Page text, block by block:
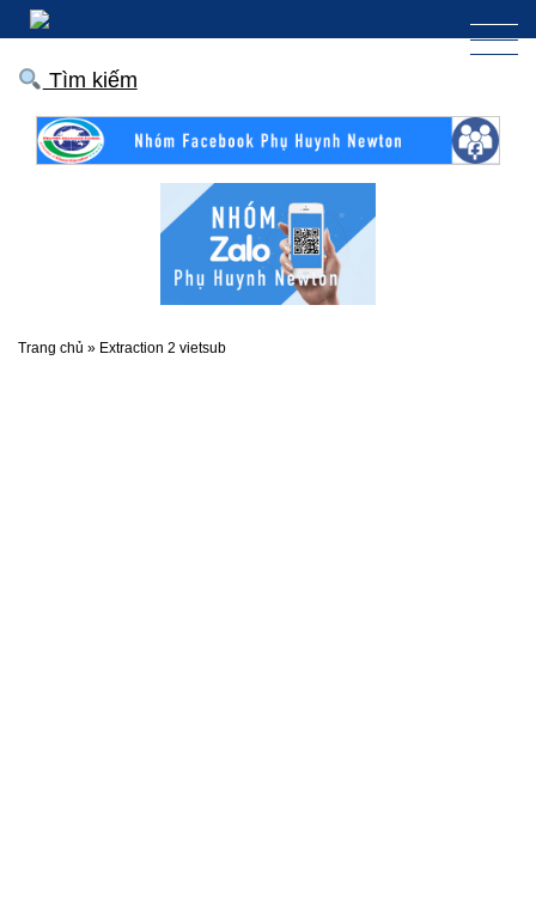
Tìm kiếm
Trang chủ » Extraction 2 vietsub